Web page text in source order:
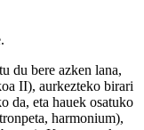
du bere azken lana,
II), aurkezteko birari
da, eta hauek osatuko
harmonium),